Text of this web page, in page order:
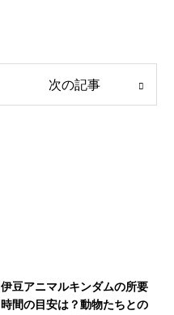
次の記事
伊豆アニマルキンダムの所要
時間の目安は？動物たちとの